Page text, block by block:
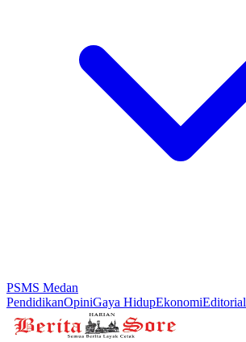
PSMS Medan
PendidikanOpiniGaya HidupEkonomiEditorial